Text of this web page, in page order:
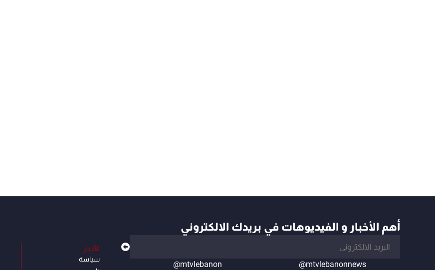
أهم الأخبار و الفيديوهات في بريدك الالكتروني
@mtvlebanonnews
@mtvlebanon
الأخبار
سياسة